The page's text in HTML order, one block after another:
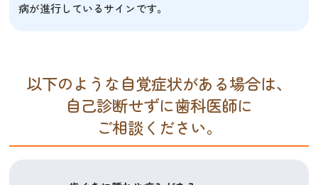
病が進行しているサインです。
以下のような自覚症状がある場合は、
自己診断せずに歯科医師に
ご相談ください。